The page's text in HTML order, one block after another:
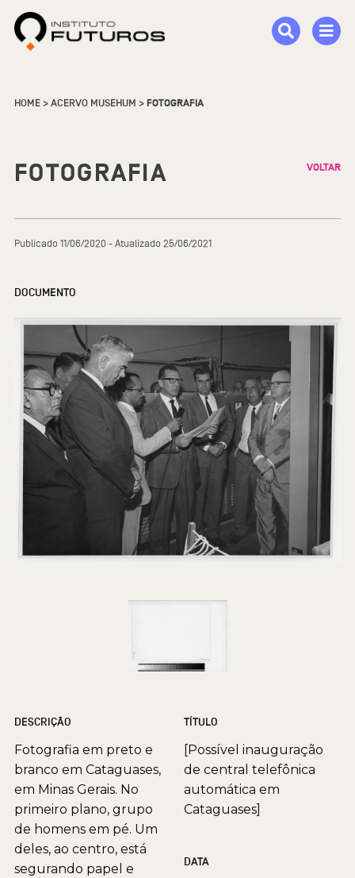
HOME>ACERVO MUSEHUM >FOTOGRAFIA
FOTOGRAFIA VOLTAR
Publicado 11/06/2020 - Atualizado 25/06/2021
DOCUMENTO
DESCRIÇÃO
Fotografia em preto e
branco em Cataguases,
em Minas Gerais. No
primeiro plano, grupo
de homens em pé. Um
deles, ao centro, está
segurando papel e
TÍTULO
[Possível inauguração
de central telefônica
automática em
Cataguases]
DATA